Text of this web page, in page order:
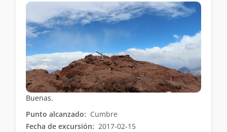
Buenas.
Punto alcanzado: Cumbre
Fecha de excursión: 2017-02-15